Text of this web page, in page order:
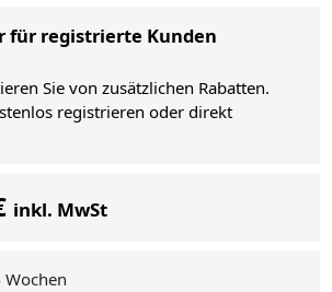
für registrierte Kunden
Sie von zusätzlichen Rabatten.
registrieren oder direkt
inkl. MwSt
Wochen